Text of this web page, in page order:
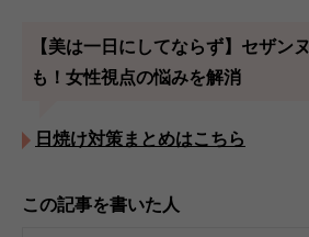
【美は一日にしてならず】セザン
も！女性視点の悩みを解消
日焼け対策まとめはこちら
この記事を書いた人